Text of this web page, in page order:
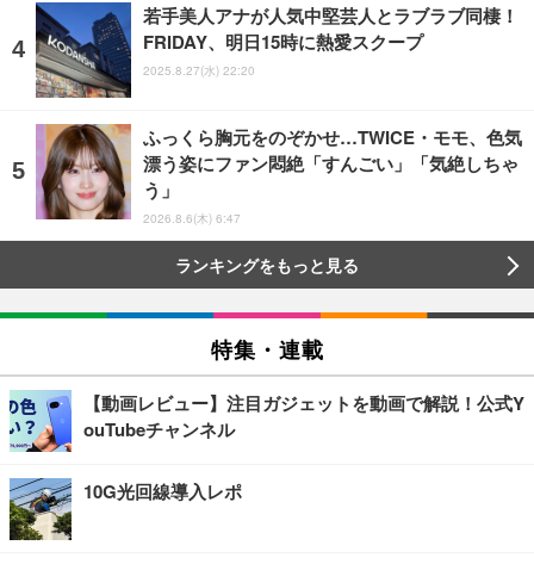
若手美人アナが人気中堅芸人とラブラブ同棲！
FRIDAY、明日15時に熱愛スクープ
2025.8.27(水) 22:20
ふっくら胸元をのぞかせ…TWICE・モモ、色気
漂う姿にファン悶絶「すんごい」「気絶しちゃ
う」
2026.8.6(木) 6:47
ランキングをもっと見る
特集・連載
【動画レビュー】注目ガジェットを動画で解説！公式Y
ouTubeチャンネル
10G光回線導入レポ